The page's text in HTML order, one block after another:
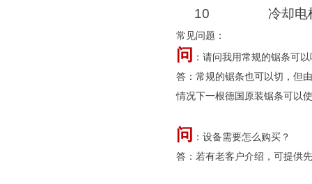
10
冷却电
常见问题：
问 ：请问我用常规的锯条可
答：常规的锯条也可以切，但
情况下一根德国原装锯条可以
问 ：设备需要怎么购买？
答：若有老客户介绍，可提供